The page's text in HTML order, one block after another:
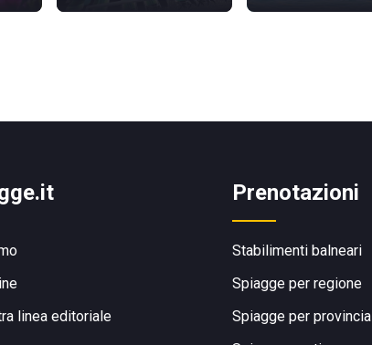
linea editoriale
Prenotazioni
Stabilimenti balneari
Spiagge per regione
Spiagge per provincia